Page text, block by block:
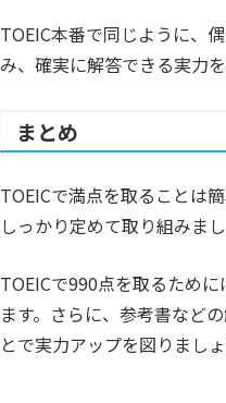
TOEIC本番で同じように、
み、確実に解答できる実力を
まとめ
TOEICで満点を取ることは
しっかり定めて取り組みまし
TOEICで990点を取るため
ます。さらに、参考書など
とで実力アップを図りましょ